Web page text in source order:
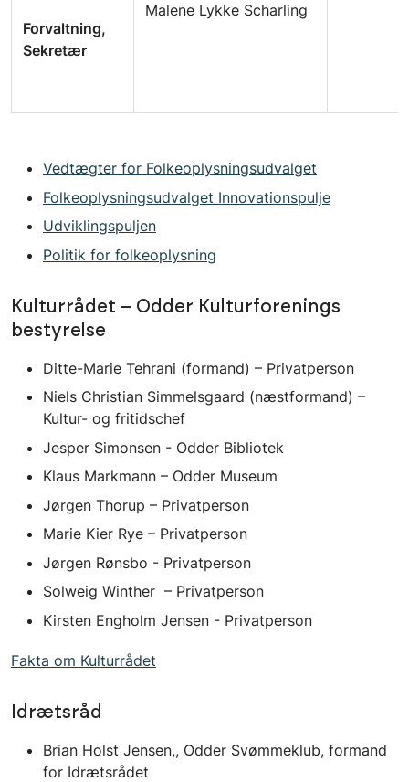
Forvaltning,
Sekretær
Malene Lykke Scharling
Vedtægter for Folkeoplysningsudvalget
Folkeoplysningsudvalget Innovationspulje
Udviklingspuljen
Politik for folkeoplysning
Kulturrådet – Odder Kulturforenings
bestyrelse
Ditte-Marie Tehrani (formand) – Privatperson
Niels Christian Simmelsgaard (næstformand) –
Kultur- og fritidschef
Jesper Simonsen - Odder Bibliotek
Klaus Markmann – Odder Museum
Jørgen Thorup – Privatperson
Marie Kier Rye – Privatperson
Jørgen Rønsbo - Privatperson
Solweig Winther – Privatperson
Kirsten Engholm Jensen - Privatperson
Fakta om Kulturrådet
Idrætsråd
Brian Holst Jensen,, Odder Svømmeklub, formand
for Idrætsrådet